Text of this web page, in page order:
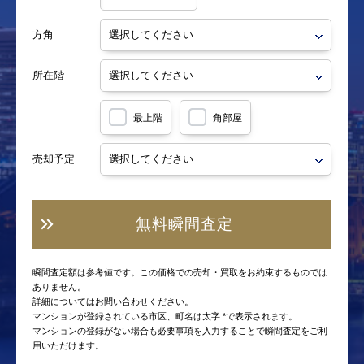
方角
所在階
最上階 角部屋
売却予定
無料瞬間査定
瞬間査定額は参考値です。この価格での売却・買取をお約束するものでは
ありません。
詳細についてはお問い合わせください。
マンションが登録されている市区、町名は太字 *で表示されます。
マンションの登録がない場合も必要事項を入力することで瞬間査定をご利
用いただけます。